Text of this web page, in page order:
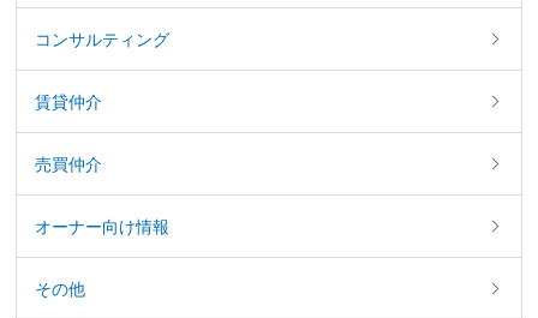
コンサルティング
賃貸仲介
売買仲介
オーナー向け情報
その他